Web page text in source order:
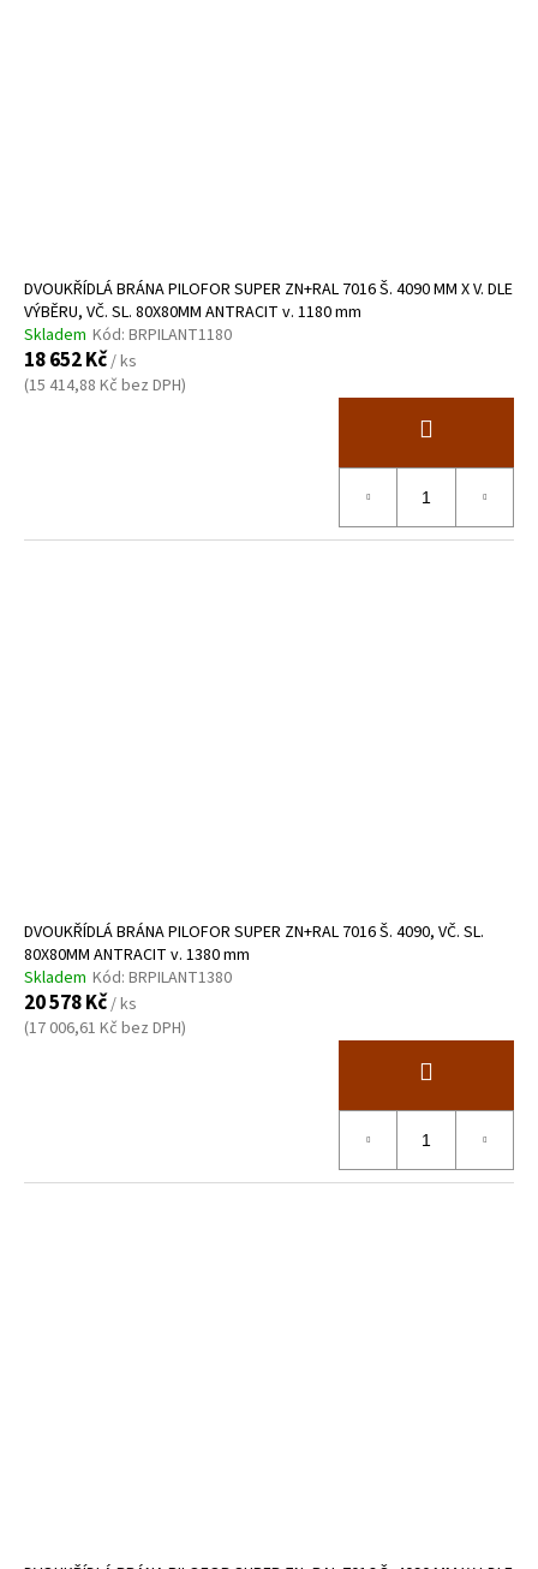
DVOUKŘÍDLÁ BRÁNA PILOFOR SUPER ZN+RAL 7016 Š. 4090 MM X V. DLE
VÝBĚRU, VČ. SL. 80X80MM ANTRACIT v. 1180 mm
Skladem Kód: BRPILANT1180
18 652 Kč/ ks
(15 414,88 Kč bez DPH)
DVOUKŘÍDLÁ BRÁNA PILOFOR SUPER ZN+RAL 7016 Š. 4090, VČ. SL.
80X80MM ANTRACIT v. 1380 mm
Skladem Kód: BRPILANT1380
20 578 Kč/ ks
(17 006,61 Kč bez DPH)